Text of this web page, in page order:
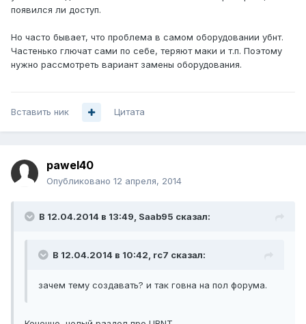
появился ли доступ.
Но часто бывает, что проблема в самом оборудовании убнт.
Частенько глючат сами по себе, теряют маки и т.п. Поэтому
нужно рассмотреть вариант замены оборудования.
Вставить ник Цитата
pawel40
Опубликовано 12 апреля, 2014
В 12.04.2014 в 13:49, Saab95 сказал:
В 12.04.2014 в 10:42, rc7 сказал:
зачем тему создавать? и так говна на пол форума.